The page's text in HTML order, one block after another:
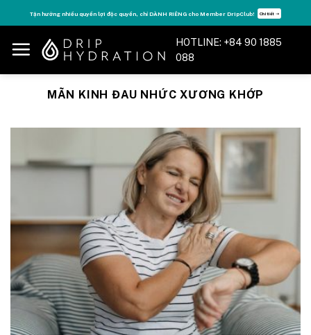
to
content
Tận hưởng nhiều quyền lợi độc quyền, chỉ DÀNH RIÊNG cho Member DripClub! Chi tiết ➝
HOTLINE: +84 90 1885
088
MÃN KINH ĐAU NHỨC XƯƠNG KHỚP